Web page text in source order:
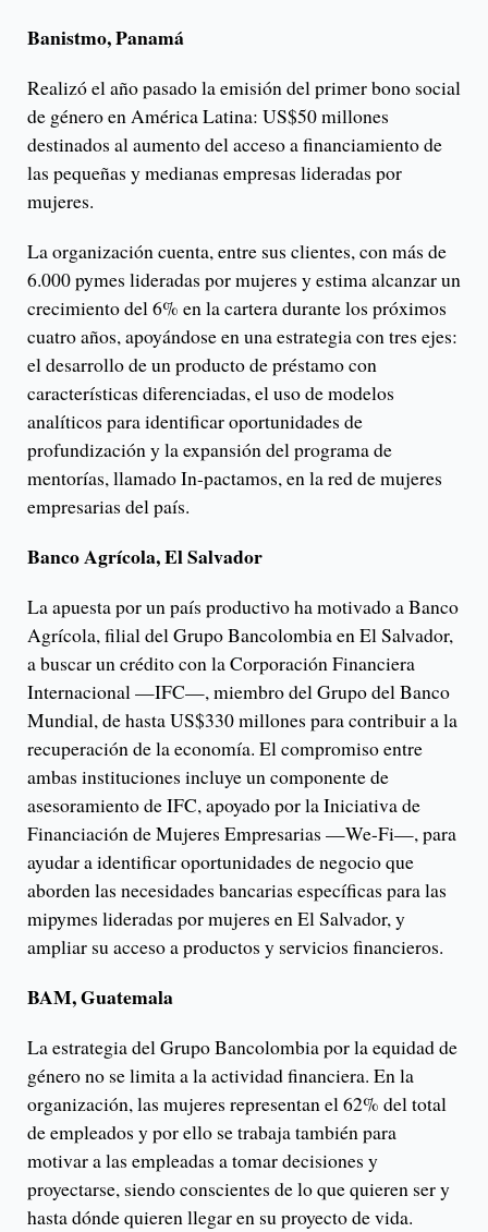
Banistmo, Panamá
Realizó el año pasado la emisión del primer bono social
de género en América Latina: US$50 millones
destinados al aumento del acceso a financiamiento de
las pequeñas y medianas empresas lideradas por
mujeres.
La organización cuenta, entre sus clientes, con más de
6.000 pymes lideradas por mujeres y estima alcanzar un
crecimiento del 6% en la cartera durante los próximos
cuatro años, apoyándose en una estrategia con tres ejes:
el desarrollo de un producto de préstamo con
características diferenciadas, el uso de modelos
analíticos para identificar oportunidades de
profundización y la expansión del programa de
mentorías, llamado In-pactamos, en la red de mujeres
empresarias del país.
Banco Agrícola, El Salvador
La apuesta por un país productivo ha motivado a Banco
Agrícola, filial del Grupo Bancolombia en El Salvador,
a buscar un crédito con la Corporación Financiera
Internacional —IFC—, miembro del Grupo del Banco
Mundial, de hasta US$330 millones para contribuir a la
recuperación de la economía. El compromiso entre
ambas instituciones incluye un componente de
asesoramiento de IFC, apoyado por la Iniciativa de
Financiación de Mujeres Empresarias —We-Fi—, para
ayudar a identificar oportunidades de negocio que
aborden las necesidades bancarias específicas para las
mipymes lideradas por mujeres en El Salvador, y
ampliar su acceso a productos y servicios financieros.
BAM, Guatemala
La estrategia del Grupo Bancolombia por la equidad de
género no se limita a la actividad financiera. En la
organización, las mujeres representan el 62% del total
de empleados y por ello se trabaja también para
motivar a las empleadas a tomar decisiones y
proyectarse, siendo conscientes de lo que quieren ser y
hasta dónde quieren llegar en su proyecto de vida.